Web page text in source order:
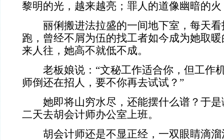
黎明的光，越来越亮；罪人的道像幽暗的火
丽俐搬进法拉盛的一间地下室，每天看
跑，曾经不屑为伍的找工者如今成为她取
来人往，她高不就低不成。
老板娘说：“文秘工作适合你，但工作
师倒还在招人，要不你再去试试？”
她即将山穷水尽，还能摆什么谱？于是
二天去胡会计师办公室上班。
胡会计师还是不显正经，一双眼睛滴溜